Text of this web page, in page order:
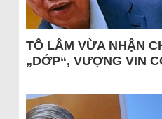
TÔ LÂM VỪA NHẬN
„DỚP“, VƯỢNG VIN